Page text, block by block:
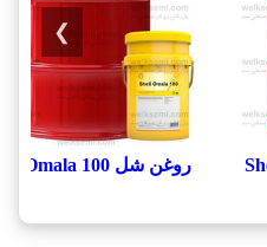
روغن شل Shell Omala 100
❯